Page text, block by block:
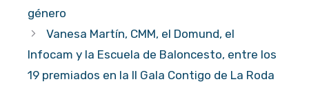
género
Vanesa Martín, CMM, el Domund, el
Infocam y la Escuela de Baloncesto, entre los
19 premiados en la II Gala Contigo de La Roda